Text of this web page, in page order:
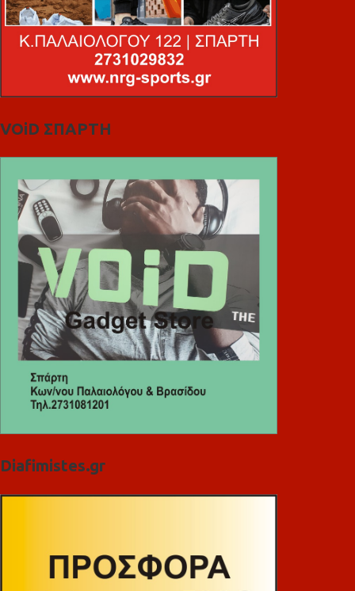
VOiD ΣΠΑΡΤΗ
Diafimistes.gr